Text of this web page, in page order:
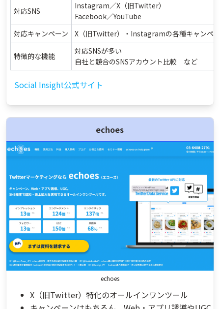
対応SNS
Instagram／X（旧Twitter）
Facebook／YouTube
対応キャンペーン
X（旧Twitter）・Instagramの各種キャンペ
特徴的な機能
対応SNSが多い
自社と競合のSNSアカウント比較 など
Social Insight公式サイト
echoes
echoes
X（旧Twitter）特化のオールインワンツール